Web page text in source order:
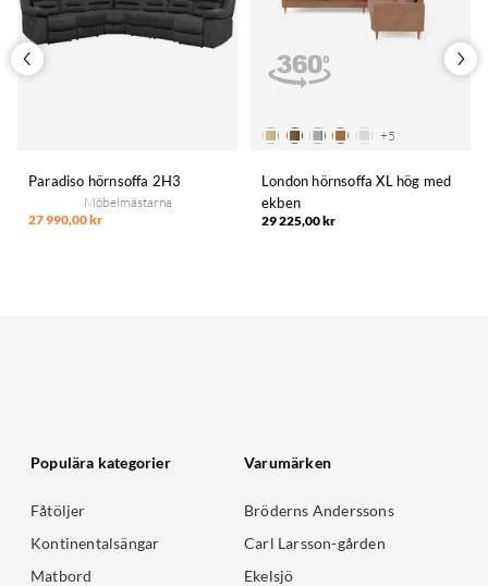
Paradiso hörnsoffa 2H3
Möbelmästarna
27 990,00 kr
+5
London hörnsoffa XL hög med
ekben
29 225,00 kr
Populära kategorier
Fåtöljer
Kontinentalsängar
Matbord
Varumärken
Bröderns Anderssons
Carl Larsson-gården
Ekelsjö